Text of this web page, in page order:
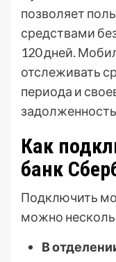
позволяет
средствами
120 дней.
отслеживать
периода и
Как
банк
Подключить
можно
В